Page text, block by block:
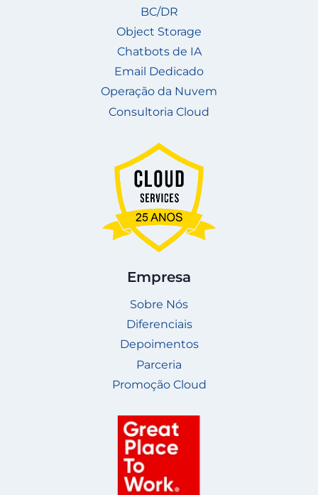
BC/DR
Object Storage
Chatbots de IA
Email Dedicado
Operação da Nuvem
Consultoria Cloud
Empresa
Sobre Nós
Diferenciais
Depoimentos
Parceria
Promoção Cloud